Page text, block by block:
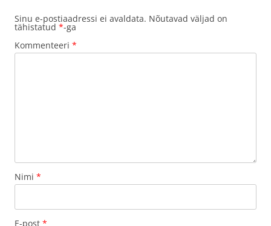
Sinu e-postiaadressi ei avaldata. Nõutavad väljad on
tähistatud *-ga
Kommenteeri *
Nimi *
E-post *